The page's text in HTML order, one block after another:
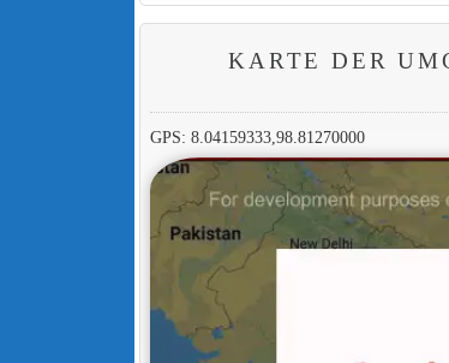
KARTE DER
GPS: 8.04159333,98.81270000